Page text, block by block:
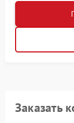
Заказать